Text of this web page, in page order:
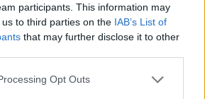
participants. This information may
to third parties on the IAB’s List of
that may further disclose it to other
website/app uses one or more Google
Opt Outs
a ManUtdFanatics.hu
működését!